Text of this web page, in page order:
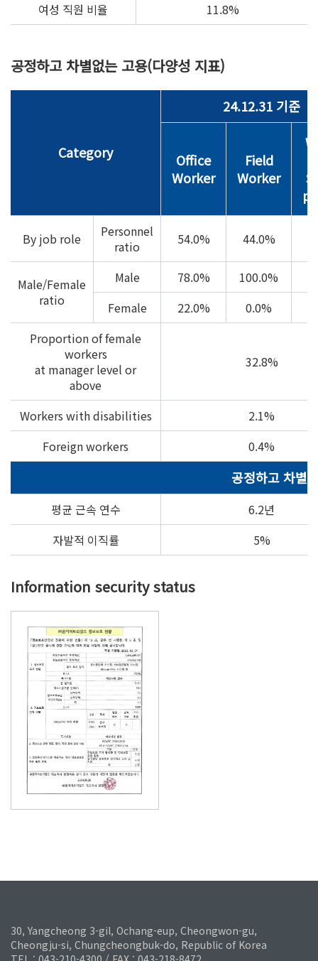
여성 직원 비율
11.8%
공정하고 차별없는 고용(다양성 지표)
Category
24.12.31 기준
Office
Worker
Field
Worker
By job role
Personnel
ratio
54.0% 44.0%
Male/Female
ratio
Male 78.0% 100.0%
Female
22.0% 0.0%
Proportion of female
workers
at manager level or
above
32.8%
Workers with disabilities
2.1%
Foreign workers
0.4%
공정하고 차별
평균 근속 연수
6.2년
자발적 이직률
5%
Information security status
30, Yangcheong 3-gil, Ochang-eup, Cheongwon-gu,
Cheongju-si, Chungcheongbuk-do, Republic of Korea